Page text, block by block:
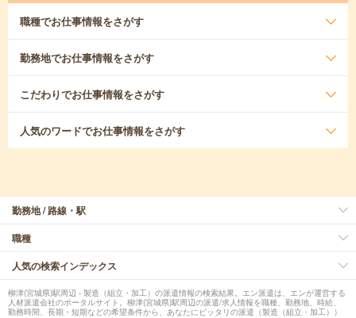
職種でお仕事情報をさがす
勤務地でお仕事情報をさがす
こだわりでお仕事情報をさがす
人気のワードでお仕事情報をさがす
勤務地 / 路線・駅
職種
人気の検索インデックス
柳津(宮城県)駅周辺 - 製造（組立・加工）の派遣情報の検索結果。エン派遣は、エンが運営する
人材派遣会社のポータルサイト。柳津(宮城県)駅周辺の派遣/求人情報を職種、勤務地、時給、
勤務時間、長期・短期などの希望条件から、あなたにピッタリの派遣（製造（組立・加工））